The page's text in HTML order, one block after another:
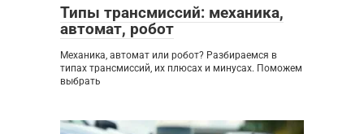
Типы трансмиссий: механика,
автомат, робот
Механика, автомат или робот? Разбираемся в
типах трансмиссий, их плюсах и минусах. Поможем
выбрать